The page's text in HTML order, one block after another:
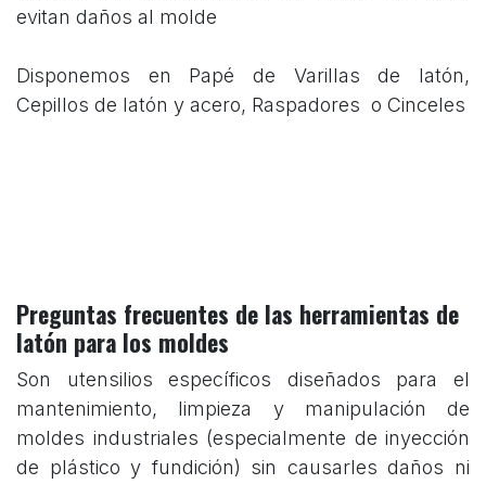
evitan daños al molde
Disponemos en Papé de Varillas de latón,
Cepillos de latón y acero, Raspadores o Cinceles
Preguntas frecuentes de las herramientas de
latón para los moldes
Son utensilios específicos diseñados para el
mantenimiento, limpieza y manipulación de
moldes industriales (especialmente de inyección
de plástico y fundición) sin causarles daños ni